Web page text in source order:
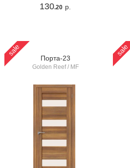
130.20 р.
sale
Порта-23
Golden Reef / MF
sale